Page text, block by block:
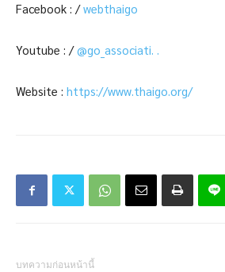
Facebook : /webthaigo
Youtube : /@go_associati. .
Website : https://www.thaigo.org/
บทความก่อนหน้านี้